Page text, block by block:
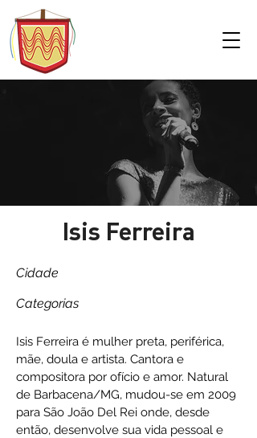
Isis Ferreira
Cidade
Categorias
Isis Ferreira é mulher preta, periférica,
mãe, doula e artista. Cantora e
compositora por ofício e amor. Natural
de Barbacena/MG, mudou-se em 2009
para São João Del Rei onde, desde
então, desenvolve sua vida pessoal e